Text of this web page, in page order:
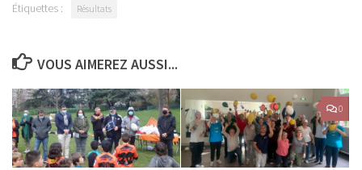
Étiquettes : Résultats
VOUS AIMEREZ AUSSI...
0